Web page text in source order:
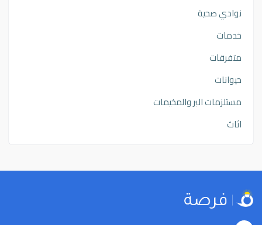
نوادي صحية
خدمات
متفرقات
حيوانات
مستلزمات البر والمخيمات
اثاث